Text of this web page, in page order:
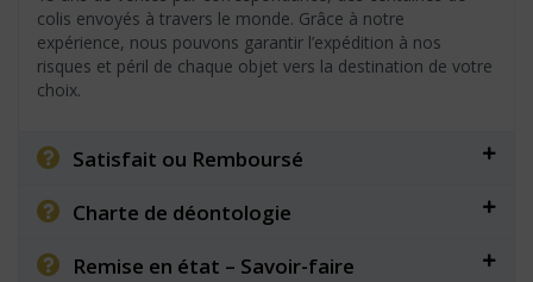
colis envoyés à travers le monde. Grâce à notre
expérience, nous pouvons garantir l’expédition à nos
risques et péril de chaque objet vers la destination de votre
choix.
Satisfait ou Remboursé
Charte de déontologie
Remise en état – Savoir-faire